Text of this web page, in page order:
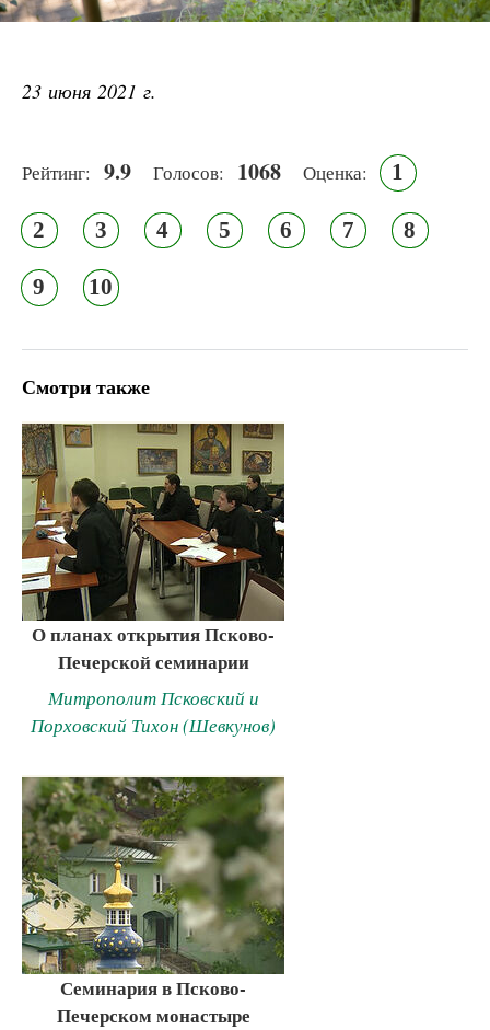
23 июня 2021 г.
Рейтинг: 9.9 Голосов: 1068 Оценка: 1
2 3 4 5 6 7 8
9 10
Смотри также
О планах открытия Псково-
Печерской семинарии
Митрополит Псковский и
Порховский Тихон (Шевкунов)
Семинария в Псково-
Печерском монастыре